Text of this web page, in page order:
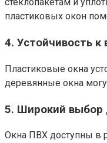
стеклопакетам и
пластиковых окон
4. Устойчивость к
Пластиковые окна
деревянные окна
5. Широкий выбор
Окна ПВХ доступны в